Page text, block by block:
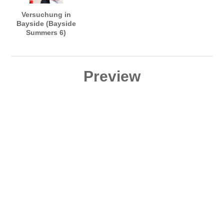
Versuchung in
Bayside (Bayside
Summers 6)
Preview